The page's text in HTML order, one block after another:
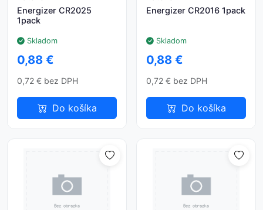
Energizer CR2025
1pack
Skladom
0,88 €
0,72 € bez DPH
Do košíka
Energizer CR2016 1pack
Skladom
0,88 €
0,72 € bez DPH
Do košíka